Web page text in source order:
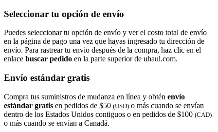
Seleccionar tu opción de envío
Puedes seleccionar tu opción de envío y ver el costo total de envío
en la página de pago una vez que hayas ingresado tu dirección de
envío. Para rastrear tu envío después de la compra, haz clic en el
enlace buscar pedido​​​​​​​ en la parte superior de uhaul.com.
Envío estándar gratis
Compra tus suministros de mudanza en línea y obtén envío
estándar gratis en pedidos de $50 (USD) o más cuando se envían
dentro de los Estados Unidos contiguos o en pedidos de $100 (CAD)
o más cuando se envían a Canadá.